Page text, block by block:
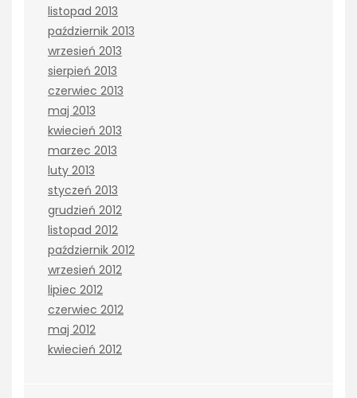
listopad 2013
październik 2013
wrzesień 2013
sierpień 2013
czerwiec 2013
maj 2013
kwiecień 2013
marzec 2013
luty 2013
styczeń 2013
grudzień 2012
listopad 2012
październik 2012
wrzesień 2012
lipiec 2012
czerwiec 2012
maj 2012
kwiecień 2012